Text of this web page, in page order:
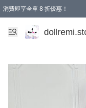
消費即享全單 8 折優惠！
購物滿 HKD 1500.00即享免運